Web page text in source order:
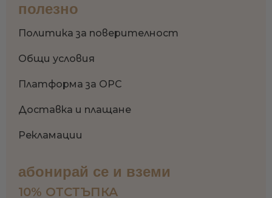
полезно
Политика за поверителност
Общи условия
Платформа за OPC
Доставка и плащане
Рекламации
абонирай се и вземи
10% ОТСТЪПКА